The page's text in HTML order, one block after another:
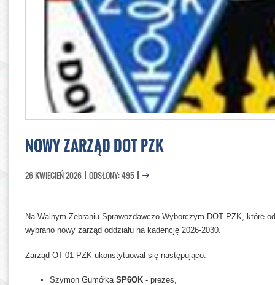
NOWY ZARZĄD DOT PZK
26 KWIECIEŃ 2026 ODSŁONY: 495
Na Walnym Zebraniu Sprawozdawczo-Wyborczym DOT PZK, które
wybrano nowy zarząd oddziału na kadencję 2026-2030.
Zarząd OT-01 PZK ukonstytuował się następująco:
Szymon Gumółka SP6OK - prezes,